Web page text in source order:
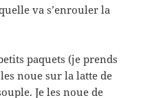
va s’enrouler la
paquets (je prends
noue sur la latte de
Je les noue de